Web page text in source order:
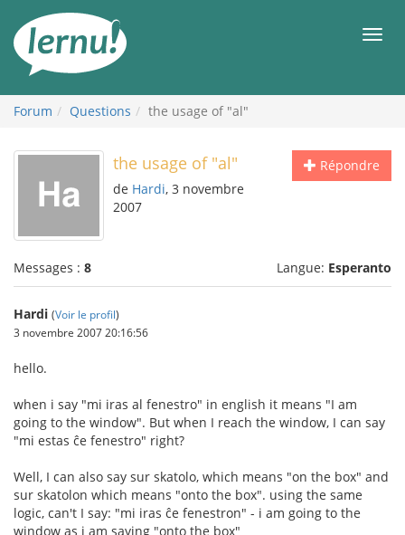
contenu
Forum Questions the usage of "al"
Répondre
the usage of "al"
de Hardi, 3 novembre
2007
Messages : 8 Langue: Esperanto
Hardi (Voir le profil)
3 novembre 2007 20:16:56
hello.
when i say "mi iras al fenestro" in english it means "I am
going to the window". But when I reach the window, I can say
"mi estas ĉe fenestro" right?
Well, I can also say sur skatolo, which means "on the box" and
sur skatolon which means "onto the box". using the same
logic, can't I say: "mi iras ĉe fenestron" - i am going to the
window as i am saying "onto the box"